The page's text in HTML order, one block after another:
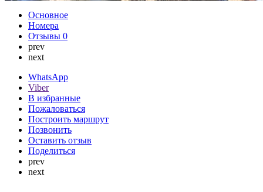
Основное
Номера
Отзывы 0
prev
next
WhatsApp
Viber
В избранные
Пожаловаться
Построить маршрут
Позвонить
Оставить отзыв
Поделиться
prev
next